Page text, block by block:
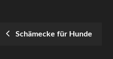
Schämecke für Hunde